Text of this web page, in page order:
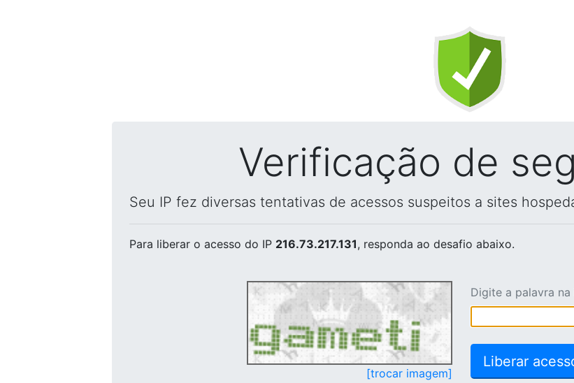
Verificação de
Seu IP fez diversas tentativas de acessos suspeitos a sites
Para liberar o acesso do IP 216.73.217.131, responda ao desafio abaixo.
[trocar imagem]
Digite a palavra